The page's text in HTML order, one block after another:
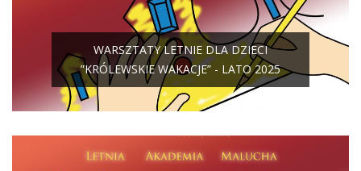
WARSZTATY LETNIE DLA DZIECI
”KRÓLEWSKIE WAKACJE” - LATO 2025